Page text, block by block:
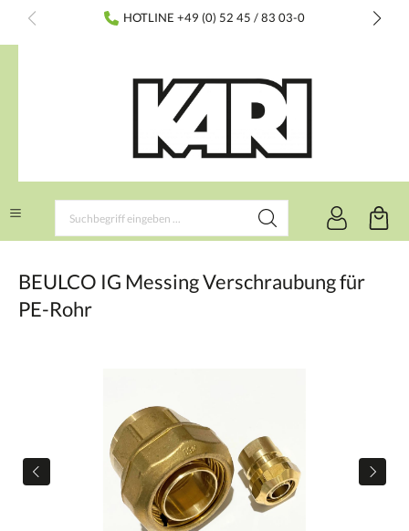
springen HOTLINE +49 (0) 52 45 / 83 03-0
BEULCO IG Messing Verschraubung für
PE-Rohr